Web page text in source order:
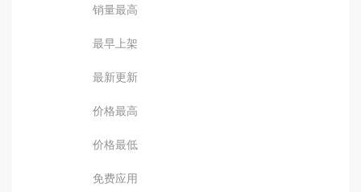
销量最高
最早上架
最新更新
价格最高
价格最低
免费应用